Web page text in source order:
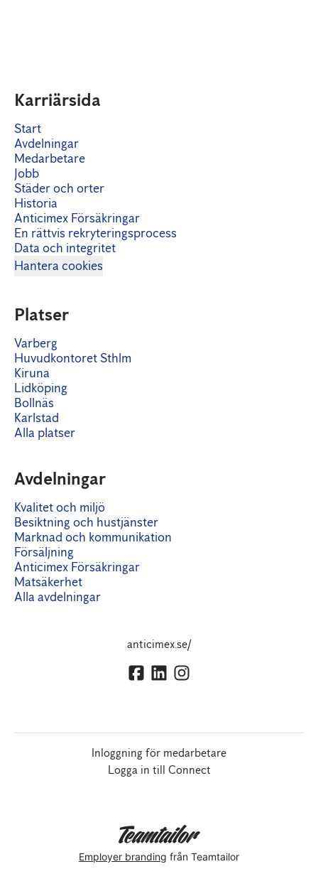
Karriärsida
Start
Avdelningar
Medarbetare
Jobb
Städer och orter
Historia
Anticimex Försäkringar
En rättvis rekryteringsprocess
Data och integritet
Hantera cookies
Platser
Varberg
Huvudkontoret Sthlm
Kiruna
Lidköping
Bollnäs
Karlstad
Alla platser
Avdelningar
Kvalitet och miljö
Besiktning och hustjänster
Marknad och kommunikation
Försäljning
Anticimex Försäkringar
Matsäkerhet
Alla avdelningar
anticimex.se/
Inloggning för medarbetare
Logga in till Connect
Employer branding från Teamtailor